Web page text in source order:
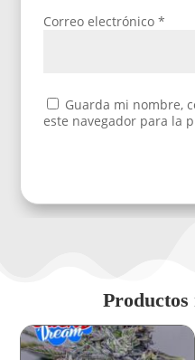
Correo electrónico*
Guarda mi nombre,
este navegador para la
Productos